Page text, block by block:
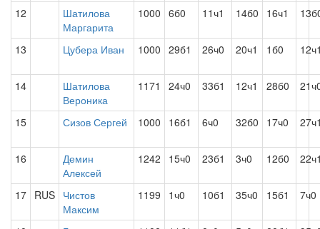
12
Шатилова
Маргарита
1000 6б0 11ч1 14б0 16ч1
13 Цубера Иван 1000 29б1 26ч0 20ч1 1б0
14
Шатилова
Вероника
1171 24ч0 33б1 12ч1 28б0
15 Сизов Сергей 1000 16б1 6ч0 32б0 17ч0
16
Демин
Алексей
1242 15ч0 23б1 3ч0 12б0
17 RUS Чистов
Максим
1199 1ч0 10б1 35ч0 15б1 7ч0